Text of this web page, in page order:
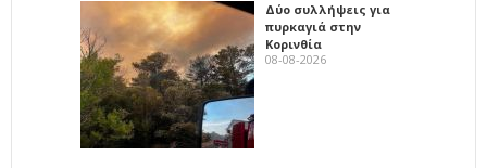
Δύο συλλήψεις για
πυρκαγιά στην
Κορινθία
08-08-2026